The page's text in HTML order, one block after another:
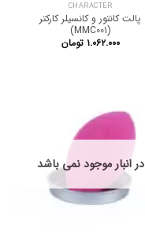
CHARACTER
پالت کانتور و کانسیلر کارکتر
(MMC001)
۱.۰۶۲.۰۰۰ تومان
در انبار موجود نمی باشد